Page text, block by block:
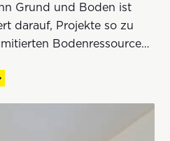
Grund und Boden ist
darauf, Projekte so zu
Bodenressourcen